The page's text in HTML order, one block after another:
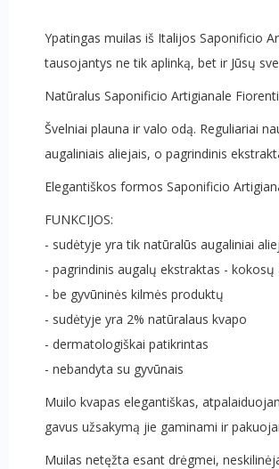
Ypatingas muilas iš Italijos Saponificio
tausojantys ne tik aplinką, bet ir Jūsų
Natūralus Saponificio Artigianale
Švelniai plauna ir valo odą. Reguliariai
augaliniais aliejais, o pagrindinis
Elegantiškos formos Saponificio
FUNKCIJOS:
- sudėtyje yra tik natūralūs augaliniai
- pagrindinis augalų ekstraktas - kokosų
- be gyvūninės kilmės produktų
- sudėtyje yra 2% natūralaus kvapo
- dermatologiškai patikrintas
- nebandyta su gyvūnais
Muilo kvapas elegantiškas,
gavus užsakymą jie gaminami ir
Muilas netęžta esant drėgmei,